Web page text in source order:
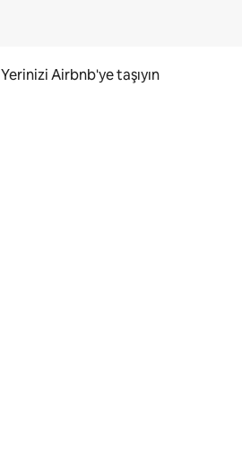
Yerinizi Airbnb'ye taşıyın